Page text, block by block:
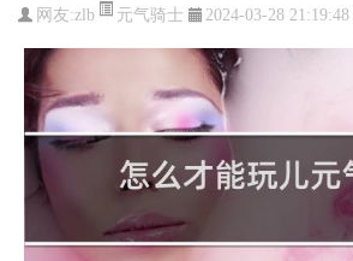
网友:zlb 元气骑士 2024-03-28 21:19:48